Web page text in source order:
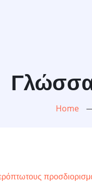
Home